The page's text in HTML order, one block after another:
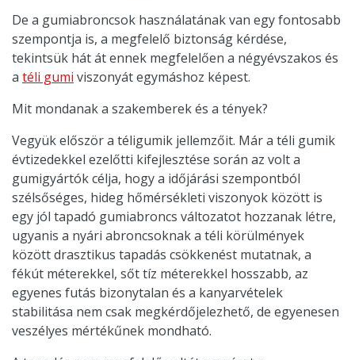
De a gumiabroncsok használatának van egy fontosabb
szempontja is, a megfelelő biztonság kérdése,
tekintsük hát át ennek megfelelően a négyévszakos és
a téli gumi viszonyát egymáshoz képest.
Mit mondanak a szakemberek és a tények?
Vegyük először a téligumik jellemzőit. Már a téli gumik
évtizedekkel ezelőtti kifejlesztése során az volt a
gumigyártók célja, hogy a időjárási szempontból
szélsőséges, hideg hőmérsékleti viszonyok között is
egy jól tapadó gumiabroncs változatot hozzanak létre,
ugyanis a nyári abroncsoknak a téli körülmények
között drasztikus tapadás csökkenést mutatnak, a
fékút méterekkel, sőt tíz méterekkel hosszabb, az
egyenes futás bizonytalan és a kanyarvételek
stabilitása nem csak megkérdőjelezhető, de egyenesen
veszélyes mértékűnek mondható.